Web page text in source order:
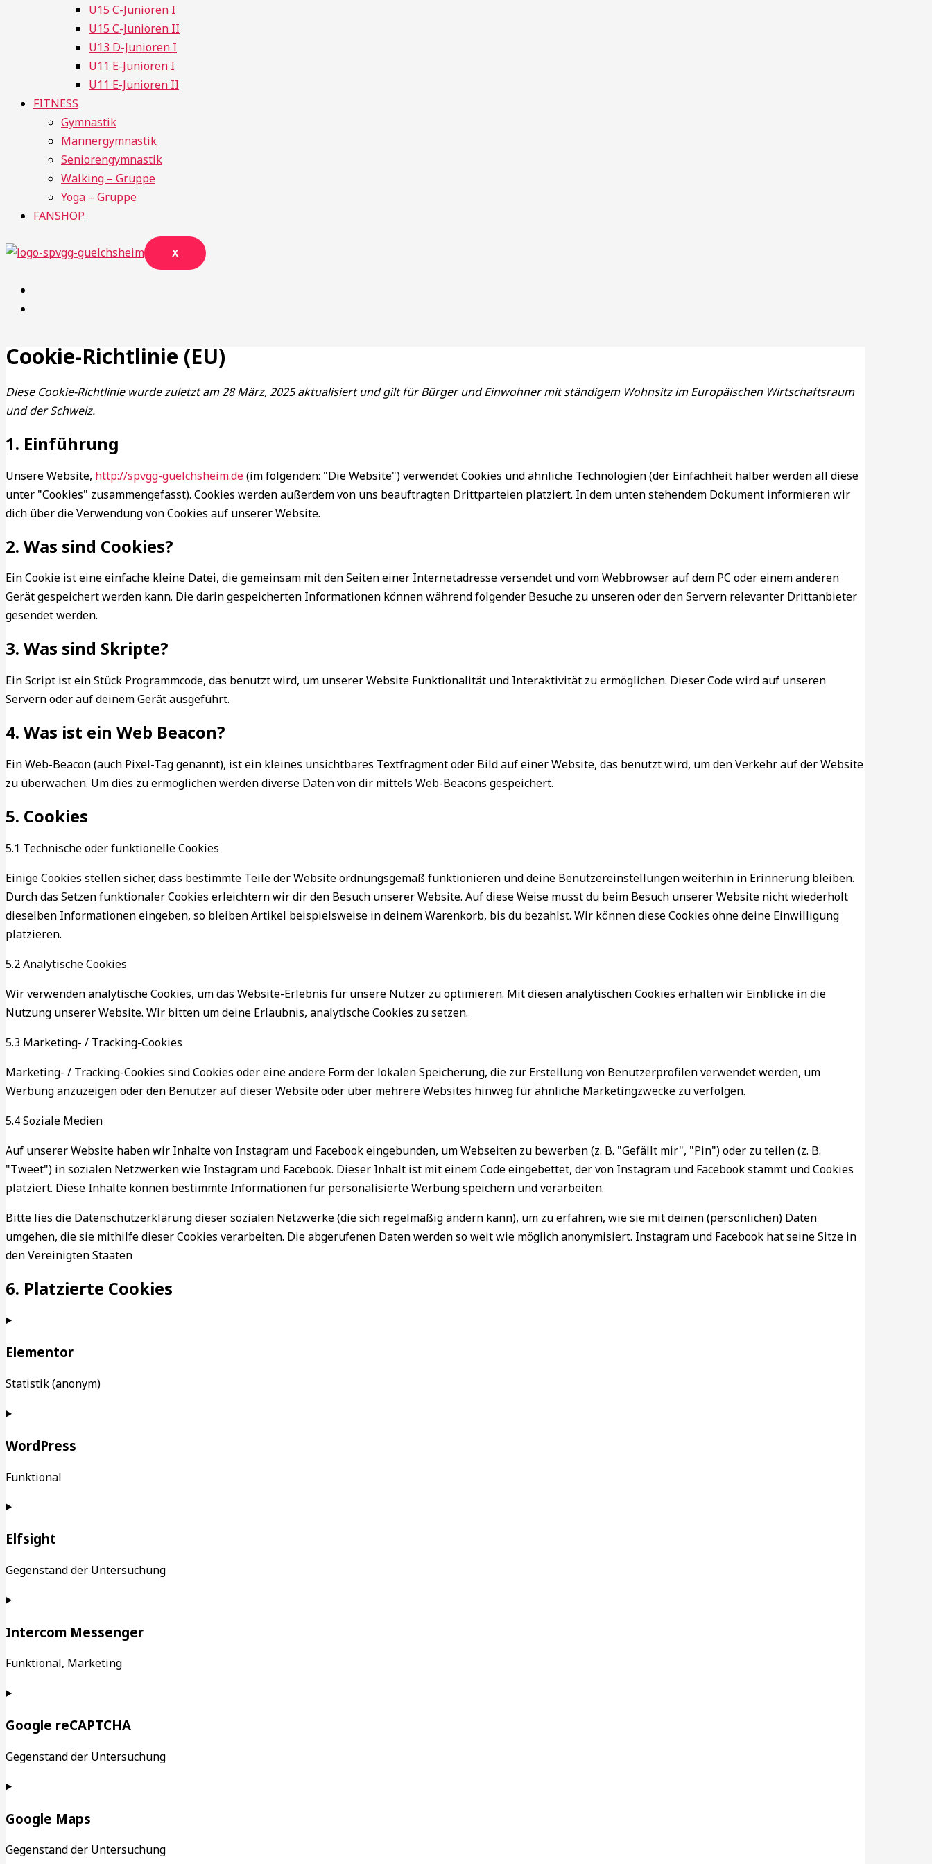
U15 C-Junioren I
U15 C-Junioren II
U13 D-Junioren I
U11 E-Junioren I
U11 E-Junioren II
FITNESS
Gymnastik
Männergymnastik
Seniorengymnastik
Walking – Gruppe
Yoga – Gruppe
FANSHOP
X
Cookie-Richtlinie (EU)
Diese Cookie-Richtlinie wurde zuletzt am 28 März, 2025 aktualisiert und gilt für Bürger und Einwohner mit ständigem Wohnsitz im Europäischen Wirtschaftsraum
und der Schweiz.
1. Einführung
Unsere Website, http://spvgg-guelchsheim.de(im folgenden: "Die Website") verwendet Cookies und ähnliche Technologien (der Einfachheit halber werden all diese
unter "Cookies" zusammengefasst). Cookies werden außerdem von uns beauftragten Drittparteien platziert. In dem unten stehendem Dokument informieren wir
dich über die Verwendung von Cookies auf unserer Website.
2. Was sind Cookies?
Ein Cookie ist eine einfache kleine Datei, die gemeinsam mit den Seiten einer Internetadresse versendet und vom Webbrowser auf dem PC oder einem anderen
Gerät gespeichert werden kann. Die darin gespeicherten Informationen können während folgender Besuche zu unseren oder den Servern relevanter Drittanbieter
gesendet werden.
3. Was sind Skripte?
Ein Script ist ein Stück Programmcode, das benutzt wird, um unserer Website Funktionalität und Interaktivität zu ermöglichen. Dieser Code wird auf unseren
Servern oder auf deinem Gerät ausgeführt.
4. Was ist ein Web Beacon?
Ein Web-Beacon (auch Pixel-Tag genannt), ist ein kleines unsichtbares Textfragment oder Bild auf einer Website, das benutzt wird, um den Verkehr auf der Website
zu überwachen. Um dies zu ermöglichen werden diverse Daten von dir mittels Web-Beacons gespeichert.
5. Cookies
5.1 Technische oder funktionelle Cookies
Einige Cookies stellen sicher, dass bestimmte Teile der Website ordnungsgemäß funktionieren und deine Benutzereinstellungen weiterhin in Erinnerung bleiben.
Durch das Setzen funktionaler Cookies erleichtern wir dir den Besuch unserer Website. Auf diese Weise musst du beim Besuch unserer Website nicht wiederholt
dieselben Informationen eingeben, so bleiben Artikel beispielsweise in deinem Warenkorb, bis du bezahlst. Wir können diese Cookies ohne deine Einwilligung
platzieren.
5.2 Analytische Cookies
Wir verwenden analytische Cookies, um das Website-Erlebnis für unsere Nutzer zu optimieren. Mit diesen analytischen Cookies erhalten wir Einblicke in die
Nutzung unserer Website. Wir bitten um deine Erlaubnis, analytische Cookies zu setzen.
5.3 Marketing- / Tracking-Cookies
Marketing- / Tracking-Cookies sind Cookies oder eine andere Form der lokalen Speicherung, die zur Erstellung von Benutzerprofilen verwendet werden, um
Werbung anzuzeigen oder den Benutzer auf dieser Website oder über mehrere Websites hinweg für ähnliche Marketingzwecke zu verfolgen.
5.4 Soziale Medien
Auf unserer Website haben wir Inhalte von Instagram und Facebook eingebunden, um Webseiten zu bewerben (z. B. "Gefällt mir", "Pin") oder zu teilen (z. B.
"Tweet") in sozialen Netzwerken wie Instagram und Facebook. Dieser Inhalt ist mit einem Code eingebettet, der von Instagram und Facebook stammt und Cookies
platziert. Diese Inhalte können bestimmte Informationen für personalisierte Werbung speichern und verarbeiten.
Bitte lies die Datenschutzerklärung dieser sozialen Netzwerke (die sich regelmäßig ändern kann), um zu erfahren, wie sie mit deinen (persönlichen) Daten
umgehen, die sie mithilfe dieser Cookies verarbeiten. Die abgerufenen Daten werden so weit wie möglich anonymisiert. Instagram und Facebook hat seine Sitze in
den Vereinigten Staaten
6. Platzierte Cookies
Elementor
Statistik (anonym)
WordPress
Funktional
Elfsight
Gegenstand der Untersuchung
Intercom Messenger
Funktional, Marketing
Google reCAPTCHA
Gegenstand der Untersuchung
Google Maps
Gegenstand der Untersuchung